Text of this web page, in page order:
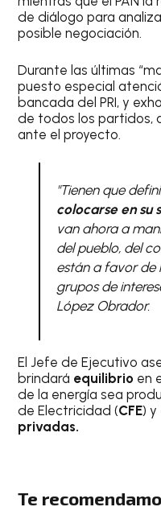
de diálogo para
posible negociación.
Durante las últimas
puesto especial
bancada del PRI, y
de todos los partidos,
ante el proyecto.
"Tienen que
colocarse en su
van ahora a
del pueblo, del
están a favor de
grupos de
López Obrador.
El Jefe de Ejecutivo
brindará equilibrio en
de la energía sea
de Electricidad (CFE) y
privadas.
Te